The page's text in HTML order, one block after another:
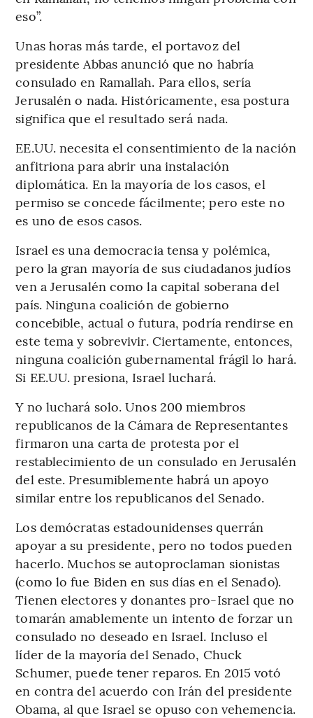
eso”.
Unas horas más tarde, el portavoz del
presidente Abbas anunció que no habría
consulado en Ramallah. Para ellos, sería
Jerusalén o nada. Históricamente, esa postura
significa que el resultado será nada.
EE.UU. necesita el consentimiento de la nación
anfitriona para abrir una instalación
diplomática. En la mayoría de los casos, el
permiso se concede fácilmente; pero este no
es uno de esos casos.
Israel es una democracia tensa y polémica,
pero la gran mayoría de sus ciudadanos judíos
ven a Jerusalén como la capital soberana del
país. Ninguna coalición de gobierno
concebible, actual o futura, podría rendirse en
este tema y sobrevivir. Ciertamente, entonces,
ninguna coalición gubernamental frágil lo hará.
Si EE.UU. presiona, Israel luchará.
Y no luchará solo. Unos 200 miembros
republicanos de la Cámara de Representantes
firmaron una carta de protesta por el
restablecimiento de un consulado en Jerusalén
del este. Presumiblemente habrá un apoyo
similar entre los republicanos del Senado.
Los demócratas estadounidenses querrán
apoyar a su presidente, pero no todos pueden
hacerlo. Muchos se autoproclaman sionistas
(como lo fue Biden en sus días en el Senado).
Tienen electores y donantes pro-Israel que no
tomarán amablemente un intento de forzar un
consulado no deseado en Israel. Incluso el
líder de la mayoría del Senado, Chuck
Schumer, puede tener reparos. En 2015 votó
en contra del acuerdo con Irán del presidente
Obama, al que Israel se opuso con vehemencia.